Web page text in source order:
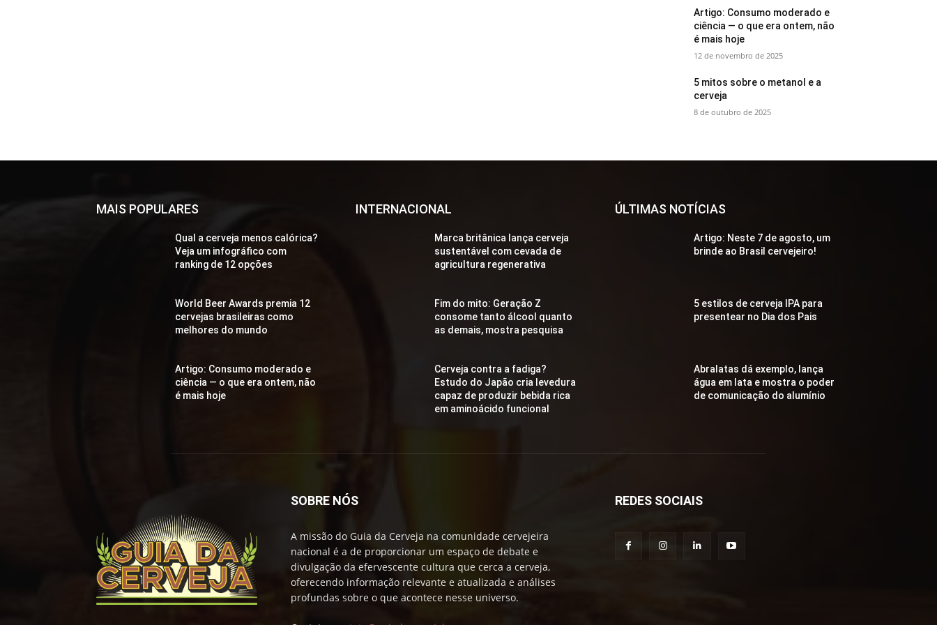
Artigo: Consumo moderado e
ciência — o que era ontem, não
é mais hoje
12 de novembro de 2025
5 mitos sobre o metanol e a
cerveja
8 de outubro de 2025
MAIS POPULARES
Qual a cerveja menos calórica?
Veja um infográfico com
ranking de 12 opções
World Beer Awards premia 12
cervejas brasileiras como
melhores do mundo
Artigo: Consumo moderado e
ciência — o que era ontem, não
é mais hoje
INTERNACIONAL
Marca britânica lança cerveja
sustentável com cevada de
agricultura regenerativa
Fim do mito: Geração Z
consome tanto álcool quanto
as demais, mostra pesquisa
Cerveja contra a fadiga?
Estudo do Japão cria levedura
capaz de produzir bebida rica
em aminoácido funcional
ÚLTIMAS NOTÍCIAS
Artigo: Neste 7 de agosto, um
brinde ao Brasil cervejeiro!
5 estilos de cerveja IPA para
presentear no Dia dos Pais
Abralatas dá exemplo, lança
água em lata e mostra o poder
de comunicação do alumínio
SOBRE NÓS
A missão do Guia da Cerveja na comunidade cervejeira
nacional é a de proporcionar um espaço de debate e
divulgação da efervescente cultura que cerca a cerveja,
oferecendo informação relevante e atualizada e análises
profundas sobre o que acontece nesse universo.
REDES SOCIAIS